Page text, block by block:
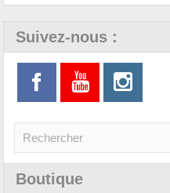
Suivez-nous :
Boutique